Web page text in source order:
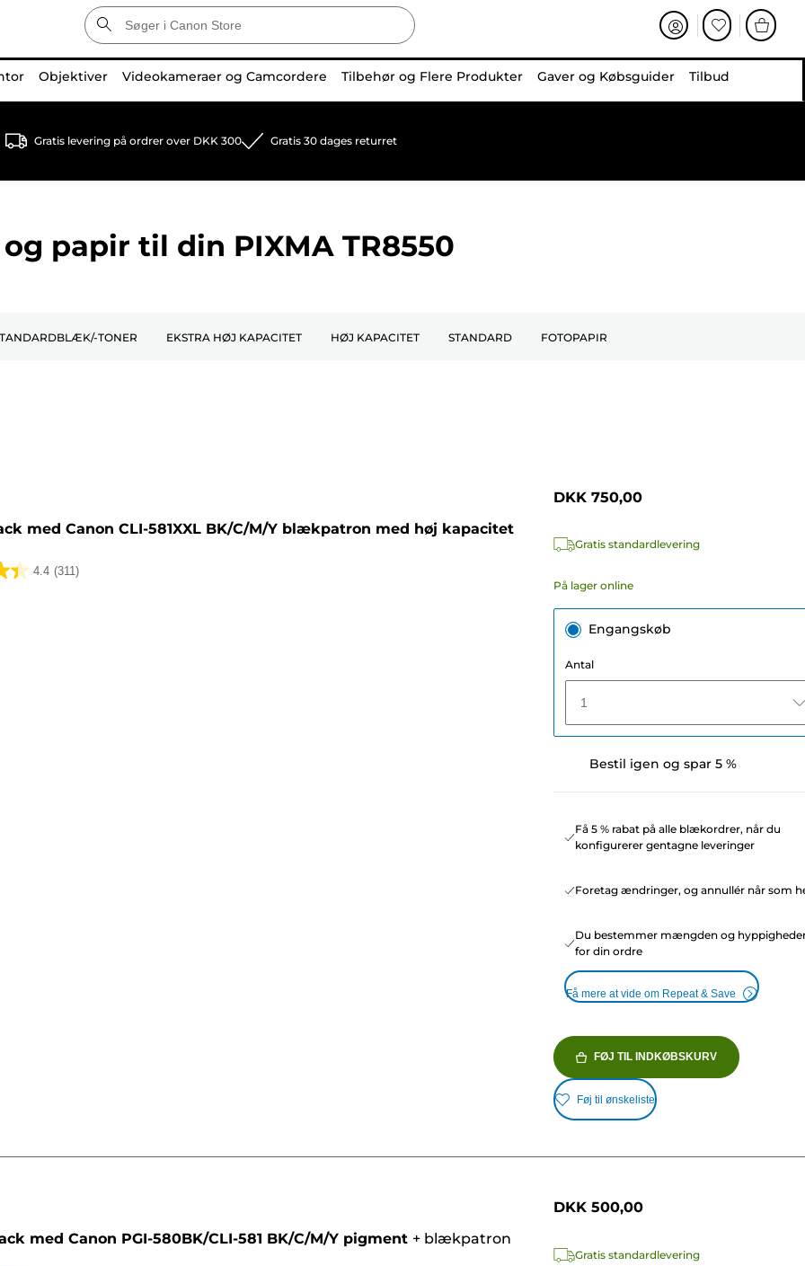
Objektiver Videokameraer og Camcordere Tilbehør og Flere Produkter Gaver og Købsguider Tilbud
Gratis levering på ordrer over DKK 300 Gratis 30 dages returret
papir til din PIXMA TR8550
TONER EKSTRA HØJ KAPACITET HØJ KAPACITET STANDARD FOTOPAPIR
med Canon CLI-581XXL BK/C/M/Y blækpatron med høj kapacitet
4.4 (311)
DKK 750,00
Gratis standardlevering
På lager online
Engangskøb
Antal
1
Bestil igen og spar 5 %
Få 5 % rabat på alle blækordrer, når du
konfigurerer gentagne leveringer
Foretag ændringer, og annullér når som
Du bestemmer mængden og
for din ordre
Få mere at vide om Repeat & Save
FØJ TIL INDKØBSKURV
Føj til ønskeliste
med Canon PGI-580BK/CLI-581 BK/C/M/Y pigment + blækpatron
DKK 500,00
Gratis standardlevering